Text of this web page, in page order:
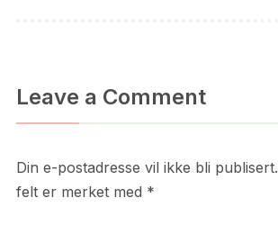
Leave a Comment
Din e-postadresse vil ikke bli publisert.
felt er merket med *